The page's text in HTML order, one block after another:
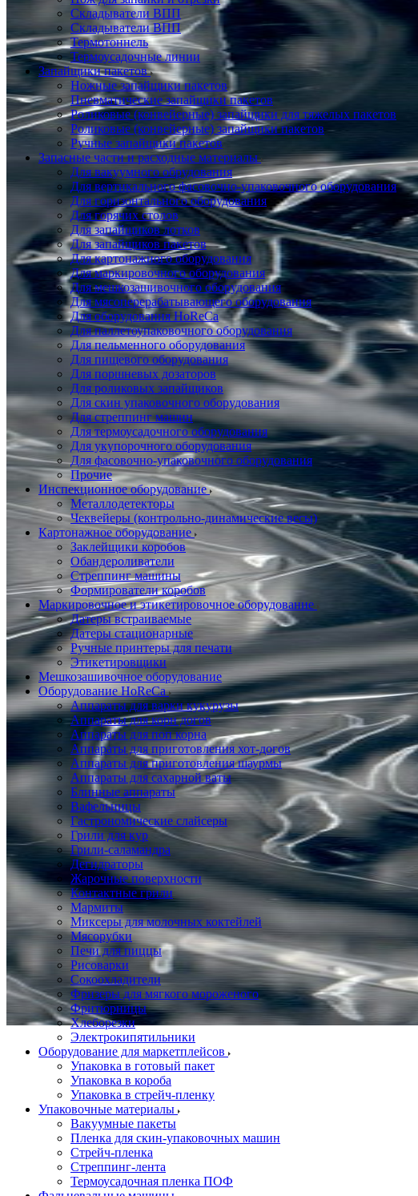
Складыватели ВПП
Складыватели ВПП
Термотоннель
Термоусадочные линии
Запайщики пакетов
Ножные запайщики пакетов
Пневматические запайщики пакетов
Роликовые (конвейерные) запайщики для тяжелых пакетов
Роликовые (конвейерные) запайщики пакетов
Ручные запайщики пакетов
Запасные части и расходные материалы
Для вакуумного обрудования
Для вертикального фасовочно-упаковочного оборудования
Для горизонтального оборудования
Для горячих столов
Для запайщиков лотков
Для запайщиков пакетов
Для картонажного оборудования
Для маркировочного оборудования
Для мешкозашивочного оборудования
Для мясоперерабатывающего оборудования
Для оборудования HoReCa
Для паллетоупаковочного оборудования
Для пельменного оборудования
Для пищевого оборудования
Для поршневых дозаторов
Для роликовых запайщиков
Для скин упаковочного оборудования
Для стреппинг машин
Для термоусадочного оборудования
Для укупорочного оборудования
Для фасовочно-упаковочного оборудования
Прочие
Инспекционное оборудование
Металлодетекторы
Чеквейеры (контрольно-динамические весы)
Картонажное оборудование
Заклейщики коробов
Обандероливатели
Стреппинг машины
Формирователи коробов
Маркировочное и этикетировочное оборудование
Датеры встраиваемые
Датеры стационарные
Ручные принтеры для печати
Этикетировщики
Мешкозашивочное оборудование
Оборудование HoReCa
Аппараты для варки кукурузы
Аппараты для корн догов
Аппараты для поп корна
Аппараты для приготовления хот-догов
Аппараты для приготовления шаурмы
Аппараты для сахарной ваты
Блинные аппараты
Вафельницы
Гастрономические слайсеры
Грили для кур
Грили-саламандра
Дегидраторы
Жарочные поверхности
Контактные грили
Мармиты
Миксеры для молочных коктейлей
Мясорубки
Печи для пиццы
Рисоварки
Сокоохладители
Фризеры для мягкого мороженого
Фритюрницы
Хлеборезки
Электрокипятильники
Оборудование для маркетплейсов
Упаковка в готовый пакет
Упаковка в короба
Упаковка в стрейч-пленку
Упаковочные материалы
Вакуумные пакеты
Пленка для скин-упаковочных машин
Стрейч-пленка
Стреппинг-лента
Термоусадочная пленка ПОФ